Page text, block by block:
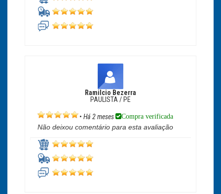
Ramilcio Bezerra
PAULISTA / PE
• Há 2 meses Compra verificada
Não deixou comentário para esta avaliação